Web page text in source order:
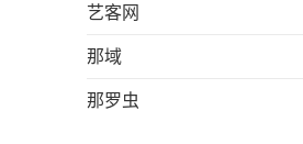
艺客网
那域
那罗虫